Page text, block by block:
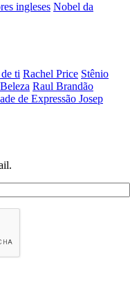
ingleses Nobel da
ti Rachel Price Stênio
Raul Brandão
de Expressão Josep